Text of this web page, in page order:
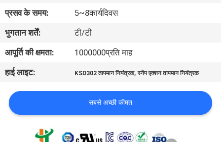
यात्रा
गुणवत्ता
नियंत्रण
हमसे
संपर्क
प्रसव के समय:
5~8कार्यदिवस
भुगतान शर्तें:
टी/टी
आपूर्ति की क्षमता:
1000000प्रति माह
हाई लाइट:
KSD302 तापमान नियंत्रक,स्नैप एक्शन तापमान नियंत्रक
सबसे अच्छी कीमत